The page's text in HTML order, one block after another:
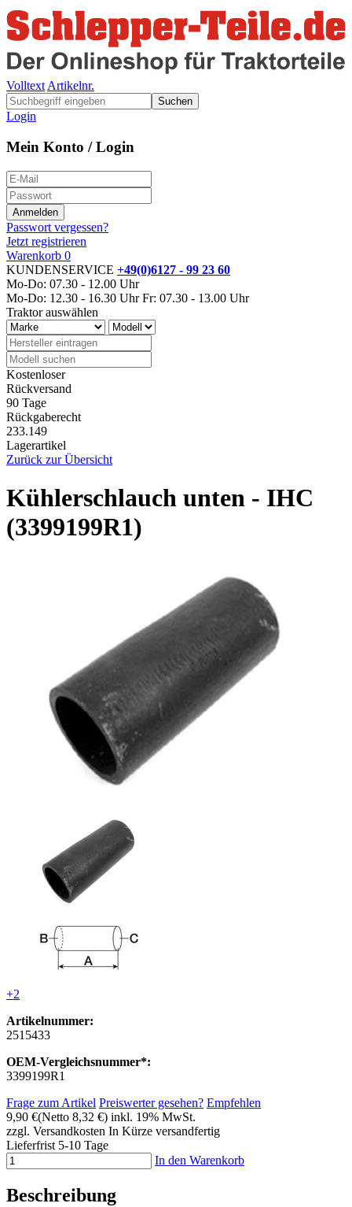
Volltext Artikelnr.
Suchen
Login
Mein Konto / Login
Passwort vergessen?
Jetzt registrieren
Warenkorb 0
KUNDENSERVICE +49(0)6127 - 99 23 60
Mo-Do: 07.30 - 12.00 Uhr
Mo-Do: 12.30 - 16.30 Uhr Fr: 07.30 - 13.00 Uhr
Traktor auswählen
Kostenloser
Rückversand
90 Tage
Rückgaberecht
233.149
Lagerartikel
Zurück zur Übersicht
Kühlerschlauch unten - IHC
(3399199R1)
+2
Artikelnummer:
2515433
OEM-Vergleichsnummer*:
3399199R1
Frage zum Artikel Preiswerter gesehen? Empfehlen
9,90 €(Netto 8,32 €) inkl. 19% MwSt.
zzgl. Versandkosten In Kürze versandfertig
Lieferfrist 5-10 Tage
In den Warenkorb
Beschreibung